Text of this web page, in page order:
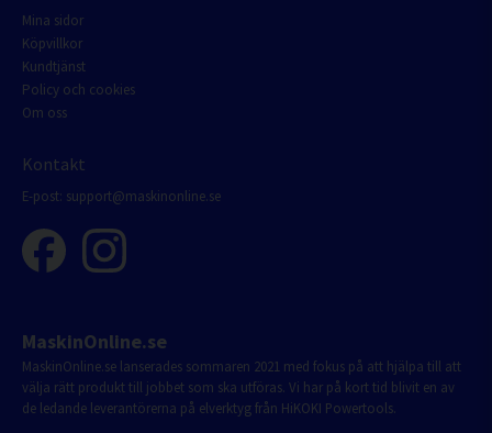
Mina sidor
Köpvillkor
Kundtjänst
Policy och cookies
Om oss
Kontakt
E-post: support@maskinonline.se
MaskinOnline.se
MaskinOnline.se lanserades sommaren 2021 med fokus på att hjälpa till att
välja rätt produkt till jobbet som ska utföras. Vi har på kort tid blivit en av
de ledande leverantörerna på elverktyg från HiKOKI Powertools.